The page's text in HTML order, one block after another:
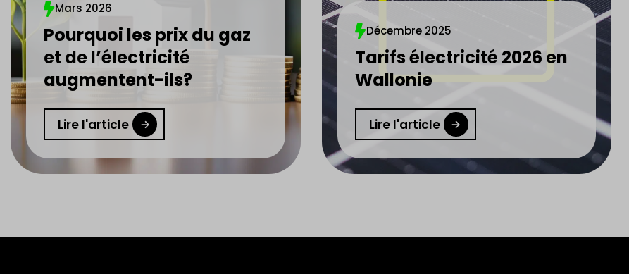
Mars 2026
Pourquoi les prix du gaz
et de l’électricité
augmentent-ils?
Lire l'article
Décembre 2025
Tarifs électricité 2026 en
Wallonie
Lire l'article